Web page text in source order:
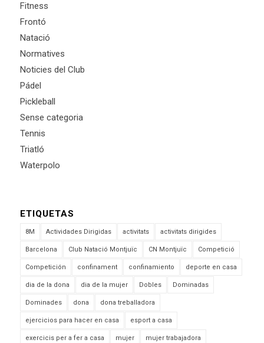
Fitness
Frontó
Natació
Normatives
Noticies del Club
Pádel
Pickleball
Sense categoria
Tennis
Triatló
Waterpolo
ETIQUETAS
8M Actividades Dirigidas activitats activitats dirigides
Barcelona Club Natació Montjuïc CN Montjuïc Competició
Competición confinament confinamiento deporte en casa
dia de la dona dia de la mujer Dobles Dominadas
Dominades dona dona treballadora
ejercicios para hacer en casa esport a casa
exercicis per a fer a casa mujer mujer trabajadora